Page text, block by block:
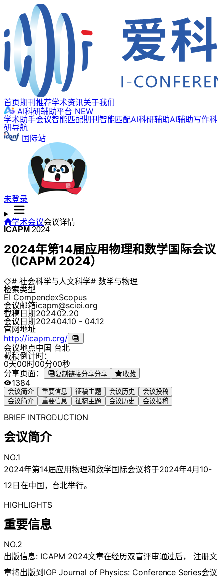
首页期刊推荐学术资讯关于我们
AI科研辅助平台 NEW
学术助手会议智能匹配期刊智能匹配AI科研辅助AI辅助写作科
研导航
国际站
未登录
学术会议会议详情
ICAPM 2024
2024年第14届应用物理和数学国际会议
（ICAPM 2024）
# 社会科学与人文科学# 数学与物理
检索类型
EI CompendexScopus
会议邮箱icapm@sciei.org
截稿日期2024.02.20
会议日期2024.04.10 - 04.12
官网地址
http://icapm.org/
会议地点中国 台北
截稿倒计时：
0天00时00分00秒
分享页面：
复制链接分享分享 收藏
1384
会议简介 重要信息 征稿主题 会议历史
会议投稿
会议简介
重要信息 征稿主题 会议历史 会议投稿
BRIEF INTRODUCTION
会议简介
NO.1
2024年第14届应用物理和数学国际会议将于2024年4月10-
12日在中国，台北举行。
HIGHLIGHTS
重要信息
NO.2
出版信息: ICAPM 2024文章在经历双盲评审通过后， 注册文
章将出版到IOP Journal of Physics: Conference Series会议